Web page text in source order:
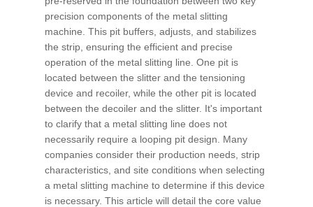
precision components of the metal slitting
machine. This pit buffers, adjusts, and stabilizes
the strip, ensuring the efficient and precise
operation of the metal slitting line. One pit is
located between the slitter and the tensioning
device and recoiler, while the other pit is located
between the decoiler and the slitter. It's important
to clarify that a metal slitting line does not
necessarily require a looping pit design. Many
companies consider their production needs, strip
characteristics, and site conditions when selecting
a metal slitting machine to determine if this device
is necessary. This article will detail the core value